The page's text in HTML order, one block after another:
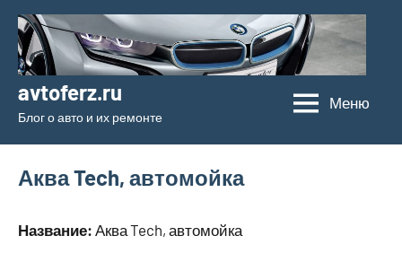
Перейти
содержимому
avtoferz.ru
Блог о авто и их ремонте
Меню
Аква Tech, автомойка
Название: Аква Tech, автомойка